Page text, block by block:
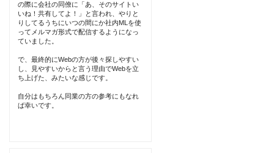
の際に会社の同僚に「あ、そのサイトい
いね！共有してよ！」と言われ、やりと
りしてるうちにいつの間にか社内MLを使
ってメルマガ形式で配信するようになっ
ていました。
で、最終的にWebの方が後々探しやすい
し、見やすいからと言う理由でWebを立
ち上げた、みたいな感じです。
自分はもちろん同業の方の参考にもなれ
ば幸いです。